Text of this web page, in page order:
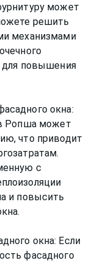
может
решить
механизмами
для повышения
окна:
Ропша может
что приводит
с
и повысить
окна: Если
фасадного